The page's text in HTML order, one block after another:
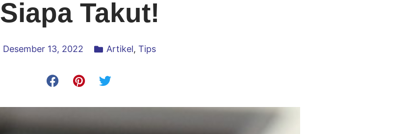
Siapa Takut!
Desember 13, 2022 Artikel,Tips